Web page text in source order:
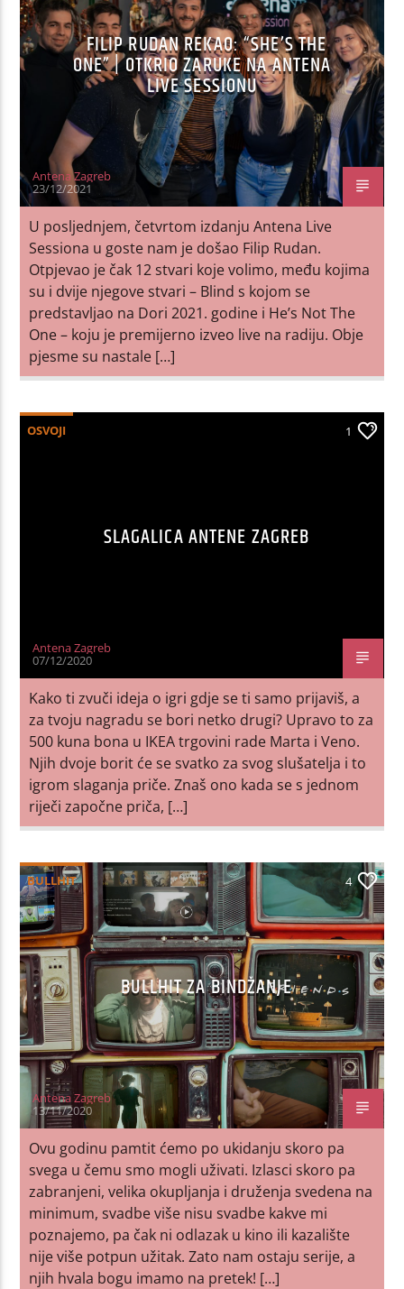
FILIP RUDAN REKAO: “SHE’S THE
ONE” | OTKRIO ZARUKE NA ANTENA
LIVE SESSIONU
Antena Zagreb
23/12/2021
U posljednjem, četvrtom izdanju Antena Live
Sessiona u goste nam je došao Filip Rudan.
Otpjevao je čak 12 stvari koje volimo, među kojima
su i dvije njegove stvari – Blind s kojom se
predstavljao na Dori 2021. godine i He’s Not The
One – koju je premijerno izveo live na radiju. Obje
pjesme su nastale […]
OSVOJI 1
SLAGALICA ANTENE ZAGREB
Antena Zagreb
07/12/2020
Kako ti zvuči ideja o igri gdje se ti samo prijaviš, a
za tvoju nagradu se bori netko drugi? Upravo to za
500 kuna bona u IKEA trgovini rade Marta i Veno.
Njih dvoje borit će se svatko za svog slušatelja i to
igrom slaganja priče. Znaš ono kada se s jednom
riječi započne priča, […]
BULLHIT 4
BULLHIT ZA BINDŽANJE
Antena Zagreb
13/11/2020
Ovu godinu pamtit ćemo po ukidanju skoro pa
svega u čemu smo mogli uživati. Izlasci skoro pa
zabranjeni, velika okupljanja i druženja svedena na
minimum, svadbe više nisu svadbe kakve mi
poznajemo, pa čak ni odlazak u kino ili kazalište
nije više potpun užitak. Zato nam ostaju serije, a
njih hvala bogu imamo na pretek! […]